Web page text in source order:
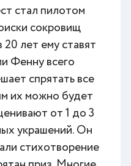
стал пилотом
сокровищ
лет ему ставят
Фенну всего
спрятать все
их можно будет
от 1 до 3
украшений. Он
стихотворение